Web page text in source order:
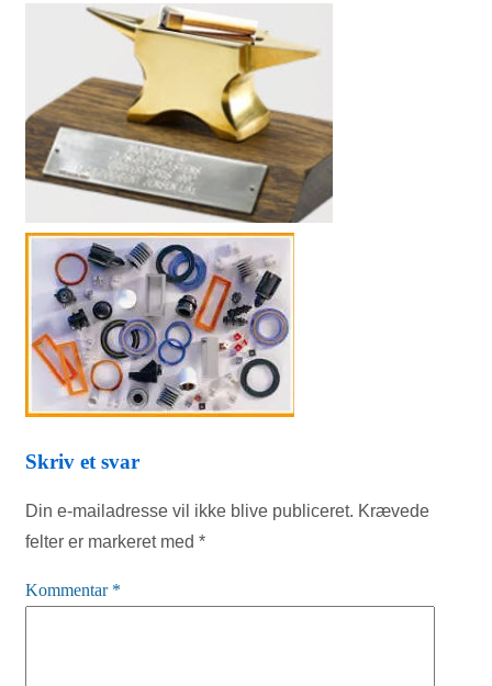
Skriv et svar
Din e-mailadresse vil ikke blive publiceret. Krævede
felter er markeret med *
Kommentar *